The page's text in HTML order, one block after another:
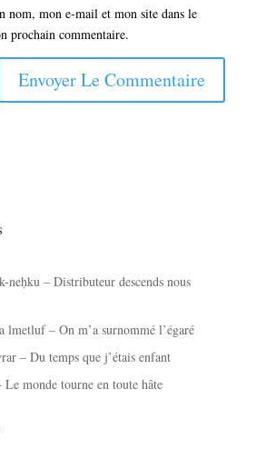
nom, mon e-mail et mon site dans le
prochain commentaire.
neḥku – Distributeur descends nous
lmetluf – On m’a surnommé l’égaré
– Du temps que j’étais enfant
monde tourne en toute hâte